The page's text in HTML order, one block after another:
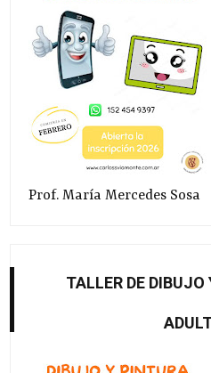
Prof. María Mercedes Sosa
TALLER DE